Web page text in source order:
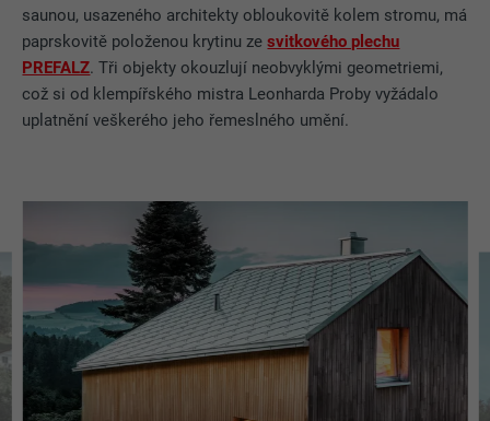
saunou, usazeného architekty obloukovitě kolem stromu, má
paprskovitě položenou krytinu zesvitkového plechu
PREFALZ. Tři objekty okouzlují neobvyklými geometriemi,
což si od klempířského mistra Leonharda Proby vyžádalo
uplatnění veškerého jeho řemeslného umění.